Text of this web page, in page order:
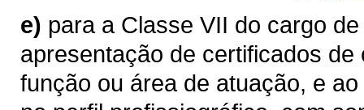
e) para a Classe VII do cargo
apresentação de certificados
função ou área de atuação, e